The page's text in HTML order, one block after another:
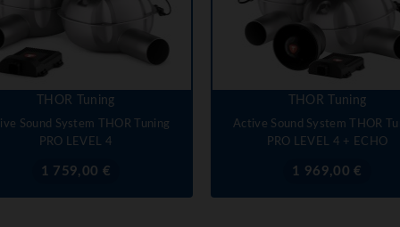
THOR Tuning
Sound System THOR Tuning
PRO LEVEL 4
Prix1 759,00 €
THOR Tuning
Active Sound System THOR
PRO LEVEL 4 + ECHO
Prix1 969,00 €